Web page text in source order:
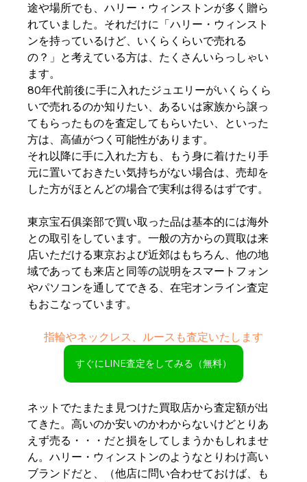
途や場所でも、ハリー・ウィンストンが多く贈ら
れていました。それだけに「ハリー・ウィンスト
ンを持っているけど、いくらくらいで売れる
の？」と考えている方は、たくさんいらっしゃい
ます。
80年代前後に手に入れたジュエリーがいくらくら
いで売れるのか知りたい、あるいは家族から譲っ
てもらったものを査定してもらいたい、といった
方は、高値がつく可能性があります。
それ以降に手に入れた方も、もう身に着けたり手
元に置いておきたい気持ちがない場合は、売却を
した方がほとんどの場合で実利は得るはずです。
東京宝石俱楽部で買い取った品は基本的には海外
との取引をしています。一般の方からの買取は来
店いただける東京および近郊はもちろん、他の地
域であっても来店と同等の説明をスマートフォン
やパソコンを通してできる、在宅オンライン査定
もおこなっています。
指輪やネックレス、ルースも査定いたします
すぐにLINE査定をしてみる（無料）
ネットでたまたま見つけた買取店から査定額が出
てきた。高いのか安いのかわからないけどとりあ
えず売る・・・だと損をしてしまうかもしれませ
ん。ハリー・ウィンストンのようなとりわけ高い
ブランドだと、（他店に問い合わせておけば、も